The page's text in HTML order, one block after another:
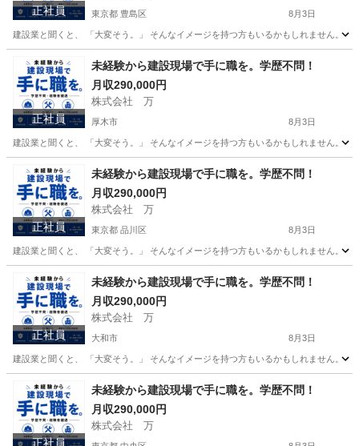
正社員 東京都 豊島区 8月3日
建設業と聞くと、 「大変そう。」 そんなイメージを持つ方もいるかもしれません。
東京 豊島区 その他 未経験
正社員
未経験から建設現場で手に職を。学歴不問！
月収290,000円
株式会社 万
厚木市 8月3日
建設業と聞くと、 「大変そう。」 そんなイメージを持つ方もいるかもしれません。
神奈川 厚木市 その他
正社員
未経験から建設現場で手に職を。学歴不問！
月収290,000円
株式会社 万
東京都 品川区 8月3日
建設業と聞くと、 「大変そう。」 そんなイメージを持つ方もいるかもしれません。
東京 品川区 その他 未経験
正社員
未経験から建設現場で手に職を。学歴不問！
月収290,000円
株式会社 万
大和市 8月3日
建設業と聞くと、 「大変そう。」 そんなイメージを持つ方もいるかもしれません。
神奈川 大和市 その他
正社員
未経験から建設現場で手に職を。学歴不問！
月収290,000円
株式会社 万